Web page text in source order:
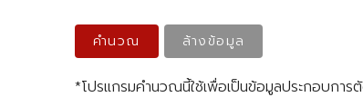
คำนวณ ล้างข้อมูล
*โปรแกรมคำนวณนี้ใช้เพื่อเป็นข้อมูลประกอบการ